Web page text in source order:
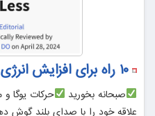
۱۰ راه برای افزایش انرژی در ۱۰ دقیقه یا کمتر
صبحانه بخورید حرکات یوگا
علاقه خود را با صدای بلند گوش